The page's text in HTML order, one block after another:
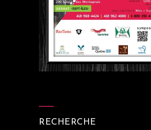
RECHERCHE